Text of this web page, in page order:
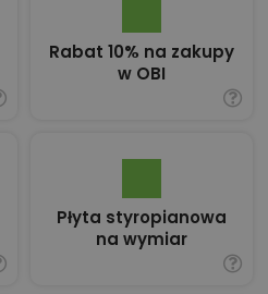
Rabat 10% na zakupy
w OBI
Płyta styropianowa
na wymiar